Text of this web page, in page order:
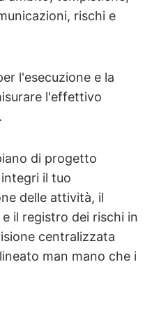
rischi e
l'esecuzione e la
l'effettivo
di progetto
il tuo
delle attività, il
il registro dei rischi in
centralizzata
man mano che i